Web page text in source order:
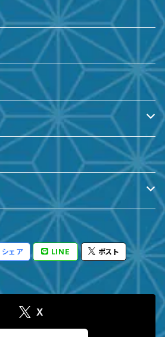
シェア LINE ポスト
X